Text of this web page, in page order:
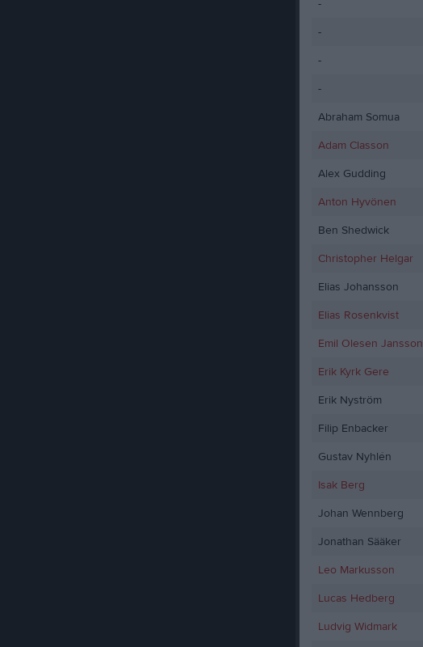
-
-
-
-
Abraham Somua
Adam Classon
Alex Gudding
Anton Hyvönen
Ben Shedwick
Christopher Helgar
Elias Johansson
Elias Rosenkvist
Emil Olesen Jansson
Erik Kyrk Gere
Erik Nyström
Filip Enbacker
Gustav Nyhlén
Isak Berg
Johan Wennberg
Jonathan Sääker
Leo Markusson
Lucas Hedberg
Ludvig Widmark